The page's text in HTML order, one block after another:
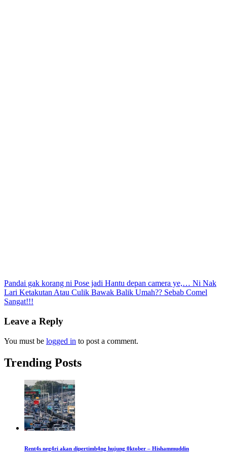
Post
navigation
Pandai gak korang ni Pose jadi Hantu depan camera ye,… Ni Nak
Lari Ketakutan Atau Culik Bawak Balik Umah?? Sebab Comel
Sangat!!!
Leave a Reply
You must be logged in to post a comment.
Trending Posts
Rent4s neg4ri akan dipertimb4ng hujung 0ktober – Hishammuddin